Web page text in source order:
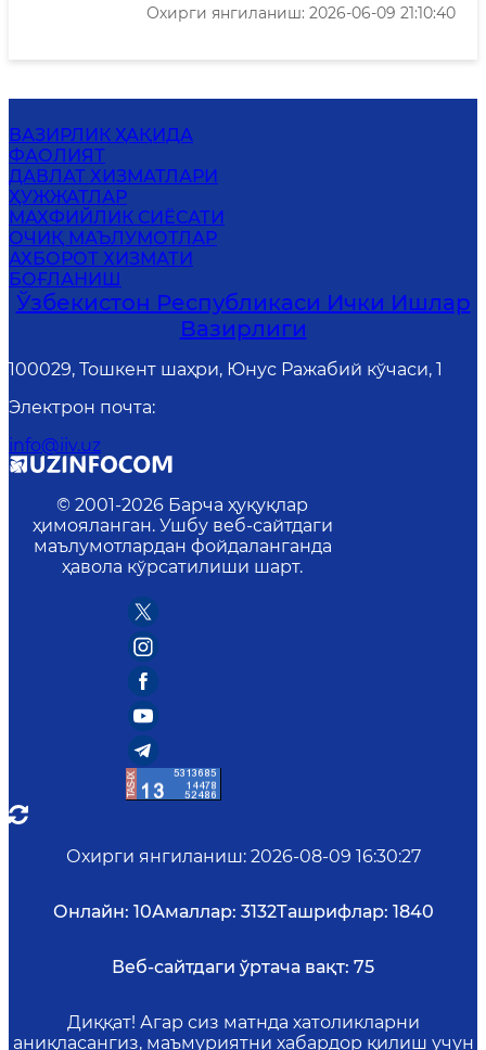
Охирги янгиланиш: 2026-06-09 21:10:40
ВАЗИРЛИК ҲАҚИДА
ФАОЛИЯТ
ДАВЛАТ ХИЗМАТЛАРИ
ҲУЖЖАТЛАР
MАХФИЙЛИК СИЁСАТИ
ОЧИҚ МАЪЛУМОТЛАР
АХБОРОТ ХИЗМАТИ
БОҒЛАНИШ
Ўзбекистон Республикаси Ички Ишлар
Вазирлиги
100029, Тошкент шаҳри, Юнус Ражабий кўчаси, 1
Электрон почта:
info@iiv.uz
© 2001-2026 Барча ҳуқуқлар
ҳимояланган. Ушбу веб-сайтдаги
маълумотлардан фойдаланганда
ҳавола кўрсатилиши шарт.
Охирги янгиланиш: 2026-08-09 16:30:27
Онлайн: 10Амаллар: 3132Ташрифлар: 1840
Веб-сайтдаги ўртача вақт: 75
Диққат! Агар сиз матнда хатоликларни
аниқласангиз, маъмуриятни хабардор қилиш учун